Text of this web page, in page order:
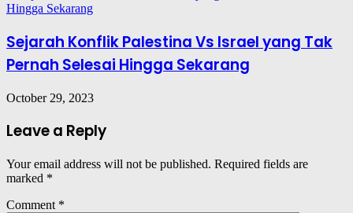
Sejarah Konflik Palestina Vs Israel yang Tak
Pernah Selesai Hingga Sekarang
October 29, 2023
Leave a Reply
Your email address will not be published. Required fields are
marked *
Comment *